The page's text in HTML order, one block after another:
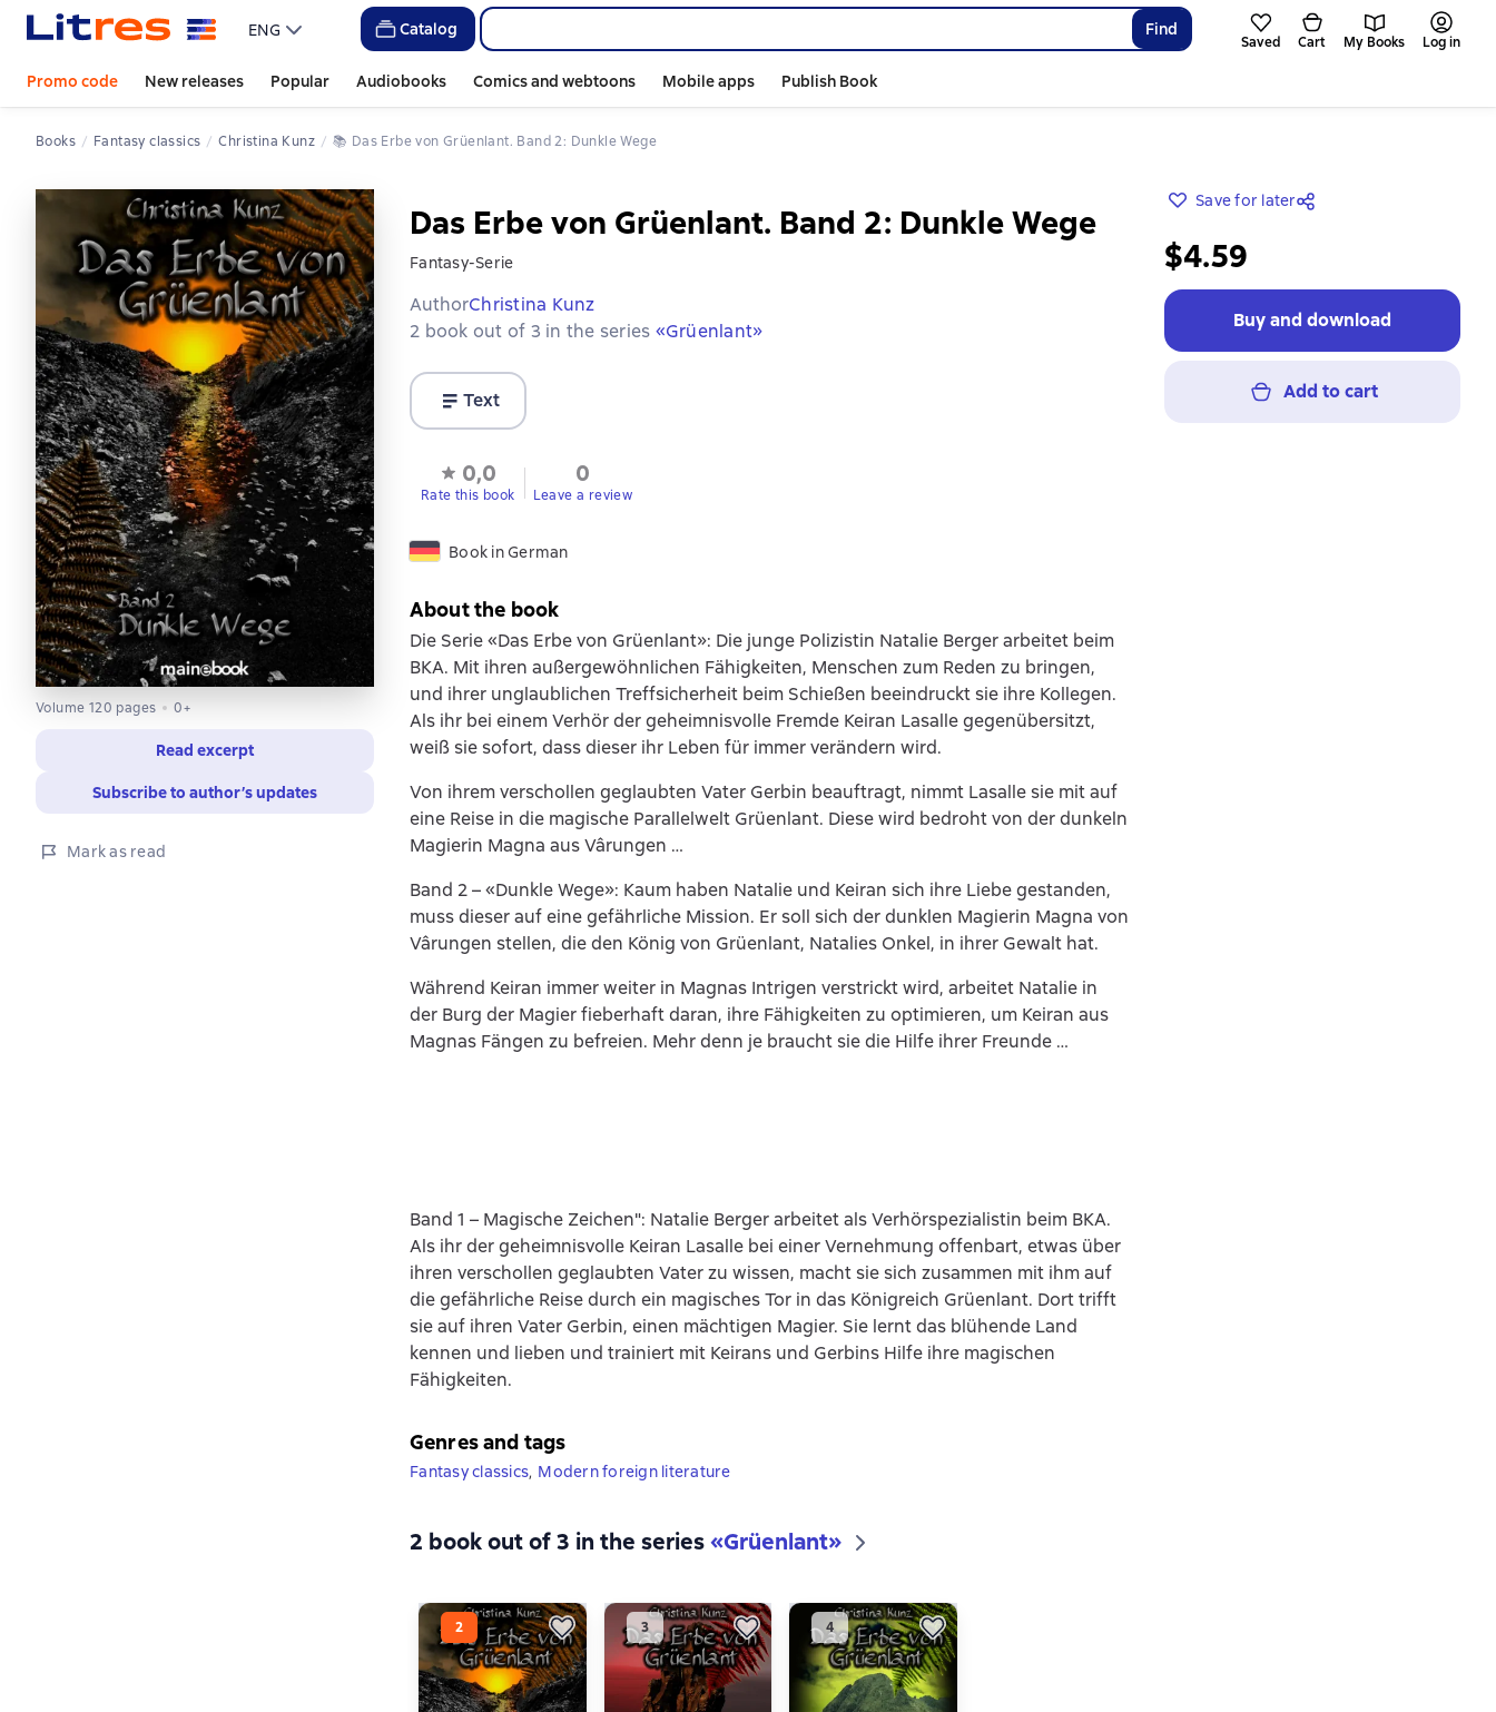
ENG Catalog Find
Saved Cart My Books Log in
Promo code New releases Popular Audiobooks Comics and webtoons Mobile apps Publish Book
Books Fantasy classics Christina Kunz 📚 Das Erbe von Grüenlant. Band 2: Dunkle Wege
Volume 120 pages 0+
Read excerpt
Subscribe to author’s updates
Mark as read
Das Erbe von Grüenlant. Band 2: Dunkle Wege
Fantasy-Serie
AuthorChristina Kunz
2 book out of 3 in the series «Grüenlant»
Text
0,0
Rate this book
0
Leave a review
Book in German
Save for later
$4.59
Buy and download
Add to cart
About the book
Die Serie «Das Erbe von Grüenlant»: Die junge Polizistin Natalie Berger arbeitet beim
BKA. Mit ihren außergewöhnlichen Fähigkeiten, Menschen zum Reden zu bringen,
und ihrer unglaublichen Treffsicherheit beim Schießen beeindruckt sie ihre Kollegen.
Als ihr bei einem Verhör der geheimnisvolle Fremde Keiran Lasalle gegenübersitzt,
weiß sie sofort, dass dieser ihr Leben für immer verändern wird.
Von ihrem verschollen geglaubten Vater Gerbin beauftragt, nimmt Lasalle sie mit auf
eine Reise in die magische Parallelwelt Grüenlant. Diese wird bedroht von der dunkeln
Magierin Magna aus Vârungen …
Band 2 – «Dunkle Wege»: Kaum haben Natalie und Keiran sich ihre Liebe gestanden,
muss dieser auf eine gefährliche Mission. Er soll sich der dunklen Magierin Magna von
Vârungen stellen, die den König von Grüenlant, Natalies Onkel, in ihrer Gewalt hat.
Während Keiran immer weiter in Magnas Intrigen verstrickt wird, arbeitet Natalie in
der Burg der Magier fieberhaft daran, ihre Fähigkeiten zu optimieren, um Keiran aus
Magnas Fängen zu befreien. Mehr denn je braucht sie die Hilfe ihrer Freunde …
Band 1 – Magische Zeichen": Natalie Berger arbeitet als Verhörspezialistin beim BKA.
Als ihr der geheimnisvolle Keiran Lasalle bei einer Vernehmung offenbart, etwas über
ihren verschollen geglaubten Vater zu wissen, macht sie sich zusammen mit ihm auf
die gefährliche Reise durch ein magisches Tor in das Königreich Grüenlant. Dort trifft
sie auf ihren Vater Gerbin, einen mächtigen Magier. Sie lernt das blühende Land
kennen und lieben und trainiert mit Keirans und Gerbins Hilfe ihre magischen
Fähigkeiten.
Genres and tags
Fantasy classics, Modern foreign literature
2 book out of 3 in the series«Grüenlant»